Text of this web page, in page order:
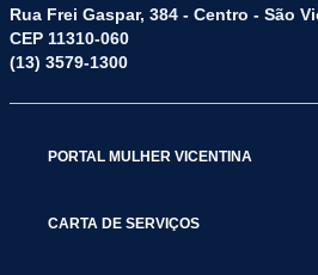
Rua Frei Gaspar, 384 - Centro - São
CEP 11310-060
(13) 3579-1300
PORTAL MULHER VICENTINA
CARTA DE SERVIÇOS